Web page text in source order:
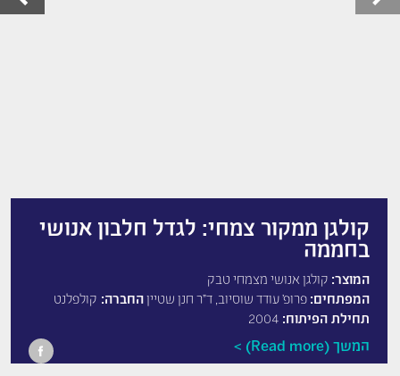
קולגן ממקור צמחי: לגדל חלבון אנושי
בחממה
המוצר: קולגן אנושי מצמחי טבק
המפתחים: פרופ’ עודד שוסיוב, ד”ר חנן שטייןהחברה: קולפלנט
תחילת הפיתוח:
המשך (Read more)